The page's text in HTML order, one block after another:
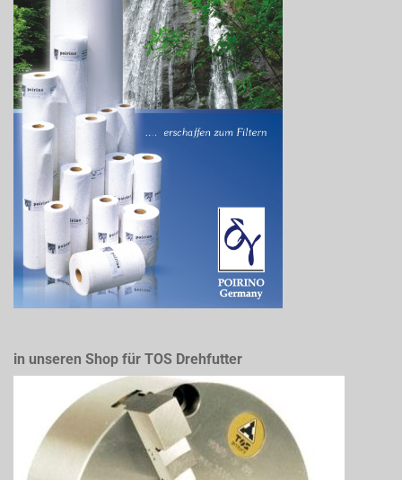
in unseren Shop für TOS Drehfutter